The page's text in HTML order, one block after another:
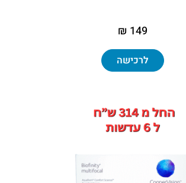
149 ₪
לרכישה